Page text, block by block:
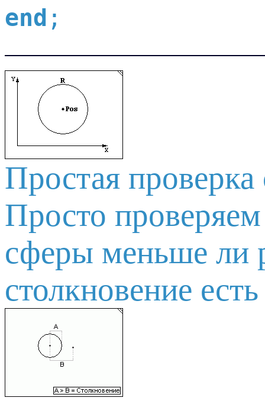
end
Простая
Просто
сферы меньше ли
столкновение